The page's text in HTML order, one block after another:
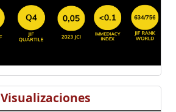
Visualizaciones